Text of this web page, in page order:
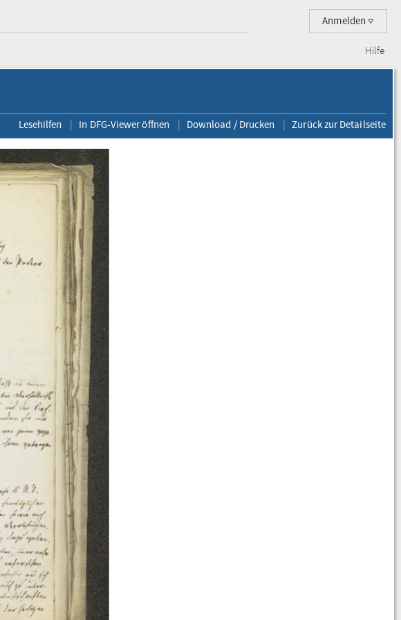
Anmelden
Hilfe
Lesehilfen In DFG-Viewer öffnen Download / Drucken Zurück zur Detailseite